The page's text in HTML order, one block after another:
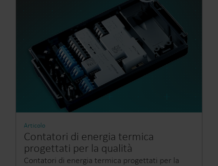
Articolo
Contatori di energia termica
progettati per la qualità
Contatori di energia termica progettati per la